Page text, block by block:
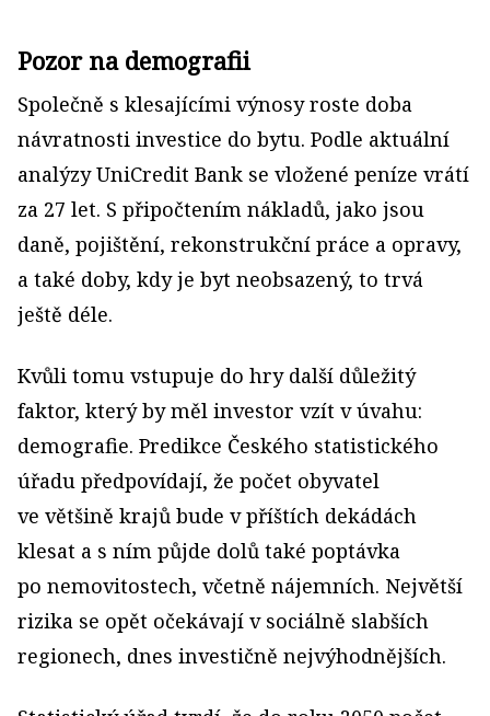
Pozor na demografii
Společně s klesajícími výnosy roste doba
návratnosti investice do bytu. Podle aktuální
analýzy UniCredit Bank se vložené peníze vrátí
za 27 let. S připočtením nákladů, jako jsou
daně, pojištění, rekonstrukční práce a opravy,
a také doby, kdy je byt neobsazený, to trvá
ještě déle.
Kvůli tomu vstupuje do hry další důležitý
faktor, který by měl investor vzít v úvahu:
demografie. Predikce Českého statistického
úřadu předpovídají, že počet obyvatel
ve většině krajů bude v příštích dekádách
klesat a s ním půjde dolů také poptávka
po nemovitostech, včetně nájemních. Největší
rizika se opět očekávají v sociálně slabších
regionech, dnes investičně nejvýhodnějších.